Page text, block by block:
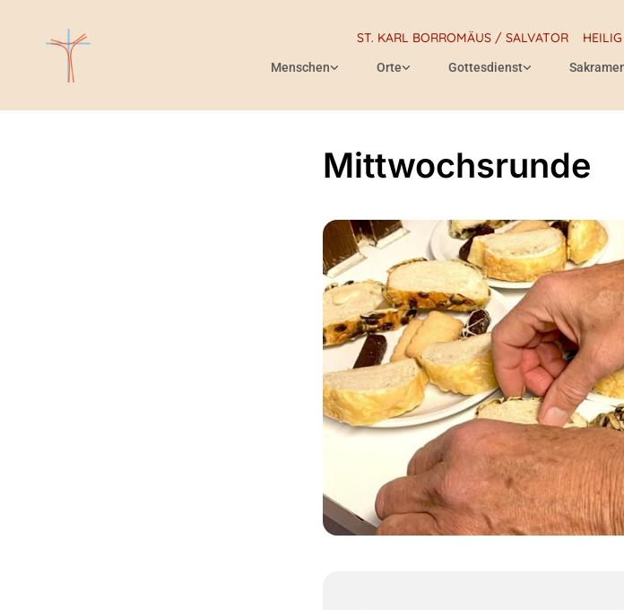
ST. KARL BORROMÄUS / SALVATOR
Menschen Orte Gottesdienst
Mittwochsrunde